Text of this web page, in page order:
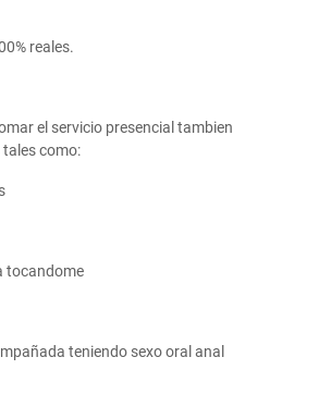
reales.
el servicio presencial tambien
como:
tocandome
teniendo sexo oral anal